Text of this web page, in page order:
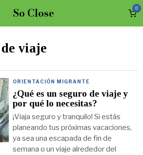
So Close 0
viaje
ORIENTACIÓN MIGRANTE
¿Qué es un seguro de viaje y
por qué lo necesitas?
¡Viaja seguro y tranquilo! Si estás
planeando tus próximas vacaciones,
ya sea una escapada de fin de
semana o un viaje alrededor del